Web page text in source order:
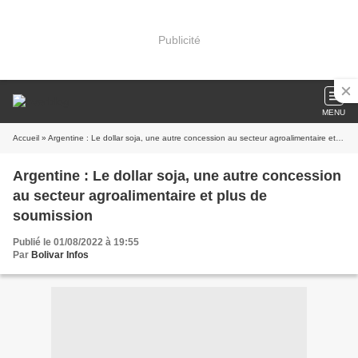
Publicité
MENU
Accueil » Argentine : Le dollar soja, une autre concession au secteur agroalimentaire et plus de soumission
Argentine : Le dollar soja, une autre concession
au secteur agroalimentaire et plus de
soumission
Publié le 01/08/2022 à 19:55
Par Bolivar Infos